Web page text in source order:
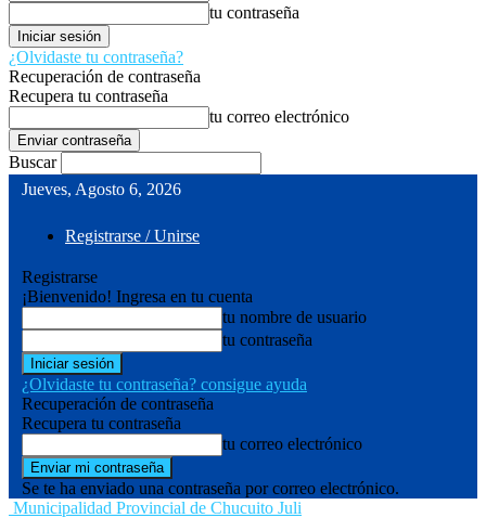
tu contraseña
¿Olvidaste tu contraseña?
Recuperación de contraseña
Recupera tu contraseña
tu correo electrónico
Buscar
Jueves, Agosto 6, 2026
Registrarse / Unirse
Registrarse
¡Bienvenido! Ingresa en tu cuenta
tu nombre de usuario
tu contraseña
¿Olvidaste tu contraseña? consigue ayuda
Recuperación de contraseña
Recupera tu contraseña
tu correo electrónico
Se te ha enviado una contraseña por correo electrónico.
Municipalidad Provincial de Chucuito Juli